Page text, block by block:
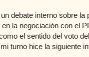
debate interno sobre la
la negociación con el
el sentido del voto
turno hice la siguiente